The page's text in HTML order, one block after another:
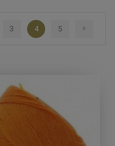
3 4 5